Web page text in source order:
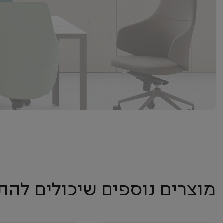
מוצרים נוספים שיכולים